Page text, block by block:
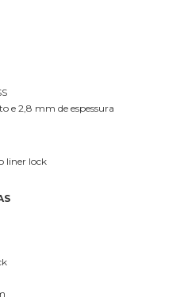
e 2,8 mm de espessura
liner lock